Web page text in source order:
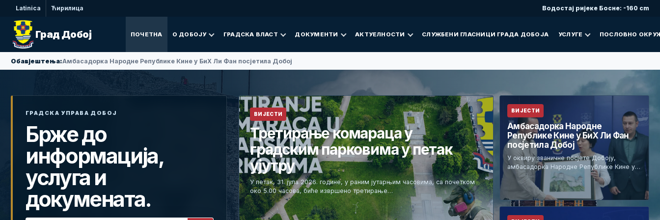
Latinica Ћирилица Водостај ријеке Босне: -160 cm
Град Добој ПОЧЕТНА О ДОБОЈУ ГРАДСКА ВЛАСТ ДОКУМЕНТИ АКТУЕЛНОСТИ СЛУЖБЕНИ ГЛАСНИЦИ ГРАДА ДОБОЈА УСЛУГЕ ПОСЛОВНО
Обавјештења:Амбасадорка Народне Републике Кине у БиХ Ли Фан посјетила Добој
ГРАДСКА УПРАВА ДОБОЈ
Брже до
информација,
услуга и
докумената.
ВИЈЕСТИ
Третирање комараца у
градским парковима у петак
ујутру
У петак, 31. јула 2026. године, у раним јутарњим часовима, са почетком
око 5.00 часова, биће извршено третирање…
ВИЈЕСТИ
Амбасадорка Народне
Републике Кине у БиХ Ли Фан
посјетила Добој
У оквиру званичне посјете Добоју,
амбасадорка Народне Републике Кине у…